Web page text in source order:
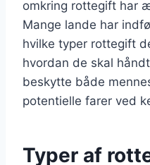
omkring rottegift har
Mange lande har
hvilke typer rottegift
hvordan de skal
beskytte både
potentielle farer ved
Typer af